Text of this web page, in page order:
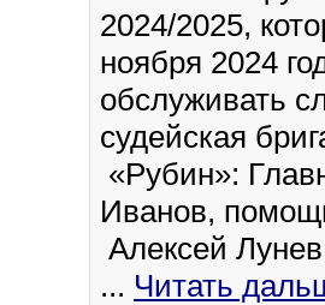
2024/2025,
ноября 2024
обслуживать
судейская
«Рубин»:
Иванов,
Алексей
... Читать